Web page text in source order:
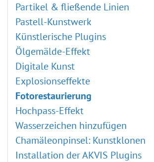
Partikel & fließende Linien
Pastell-Kunstwerk
Künstlerische Plugins
Ölgemälde-Effekt
Digitale Kunst
Explosionseffekte
Fotorestaurierung
Hochpass-Effekt
Wasserzeichen hinzufügen
Chamäleonpinsel: Kunstklonen
Installation der AKVIS Plugins